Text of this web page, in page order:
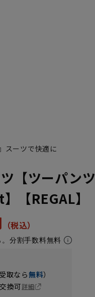
スーツで快適に
【ツーパンツ
【REGAL】
。分割手数料無料
取なら無料）
換可詳細